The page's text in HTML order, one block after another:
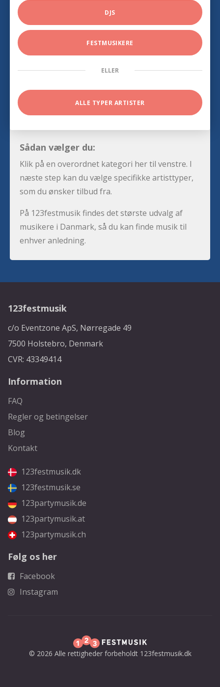
DJS
FESTMUSIKERE
ELLER
ALLE TYPER ARTISTER
Sådan vælger du:
Klik på en overordnet kategori her til venstre. I
næste step kan du vælge specifikke artisttyper,
som du ønsker tilbud fra.
På 123festmusik findes det største udvalg af
musikere i Danmark, så du kan finde musik til
enhver anledning.
123festmusik
c/o Eventzone ApS, Nørregade 49
7500 Holstebro, Denmark
CVR: 43349414
Information
FAQ
Regler og betingelser
Blog
Kontakt
123festmusik.dk
123festmusik.se
123partymusik.de
123partymusik.at
123partymusik.ch
Følg os her
Facebook
Instagram
© 2026 Alle rettigheder forbeholdt 123festmusik.dk